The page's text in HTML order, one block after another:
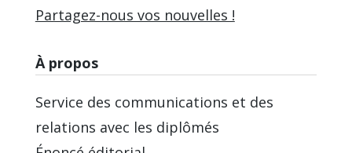
Partagez-nous vos nouvelles !
À propos
Service des communications et des
relations avec les diplômés